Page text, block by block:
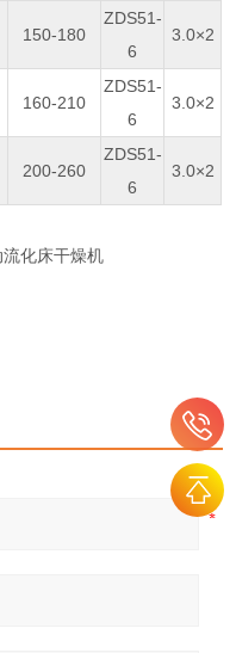
150-180
ZDS51-
6
3.0×2
160-210
ZDS51-
6
3.0×2
200-260
ZDS51-
6
3.0×2